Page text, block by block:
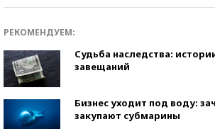
РЕКОМЕНДУЕМ:
Судьба наследства:
завещаний
Бизнес уходит под воду:
закупают субмарины